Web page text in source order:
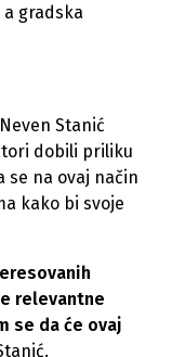
gradska
Stanić
dobili priliku
se na ovaj način
kako bi svoje
relevantne
se da će ovaj